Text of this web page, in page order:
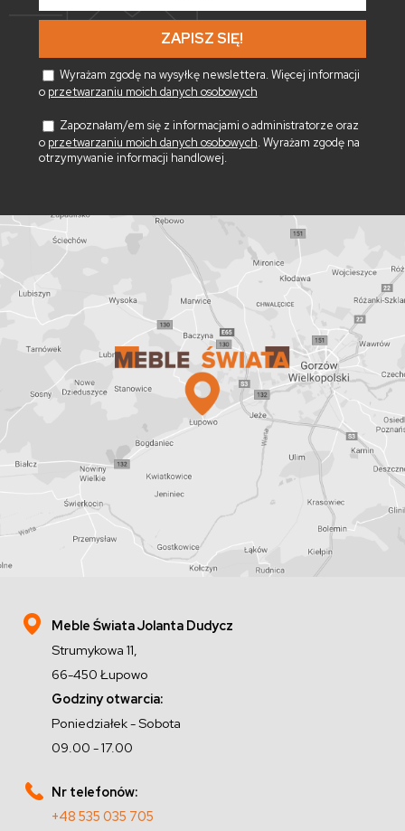
*
Wyrażam zgodę na wysyłkę newslettera. Więcej informacji
o przetwarzaniu moich danych osobowych
Zapoznałam/em się z informacjami o administratorze oraz
o przetwarzaniu moich danych osobowych. Wyrażam zgodę na
otrzymywanie informacji handlowej.
Meble Świata Jolanta Dudycz
Strumykowa 11,
66-450 Łupowo
Godziny otwarcia:
Poniedziałek - Sobota
09.00 - 17.00
Nr telefonów:
+48 535 035 705